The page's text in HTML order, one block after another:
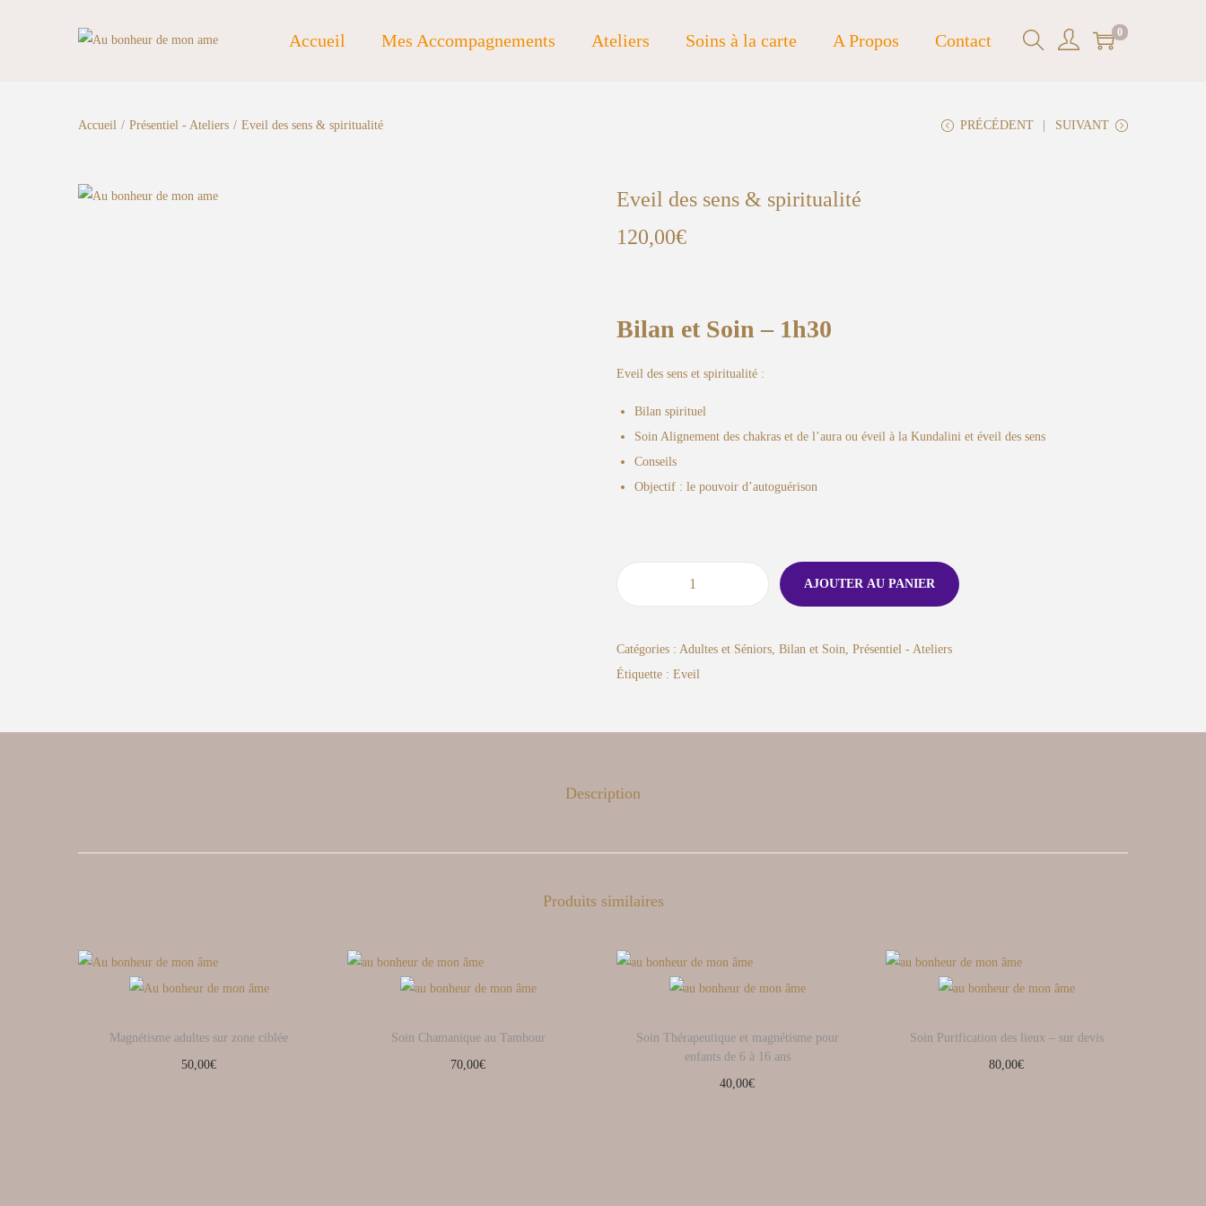
Accueil Mes Accompagnements Ateliers Soins à la carte A Propos Contact 0
Accueil / Présentiel - Ateliers / Eveil des sens & spiritualité PRÉCÉDENT SUIVANT
Eveil des sens & spiritualité
120,00€
Bilan et Soin – 1h30
Eveil des sens et spiritualité :
Bilan spirituel
Soin Alignement des chakras et de l’aura ou éveil à la Kundalini et éveil des sens
Conseils
Objectif : le pouvoir d’autoguérison
AJOUTER AU PANIER
Catégories : Adultes et Séniors, Bilan et Soin, Présentiel - Ateliers
Étiquette : Eveil
Description
Produits similaires
Magnétisme adultes sur zone ciblée
50,00€
Soin Chamanique au Tambour
70,00€
Soin Thérapeutique et magnétisme pour
enfants de 6 à 16 ans
40,00€
Soin Purification des lieux – sur devis
80,00€